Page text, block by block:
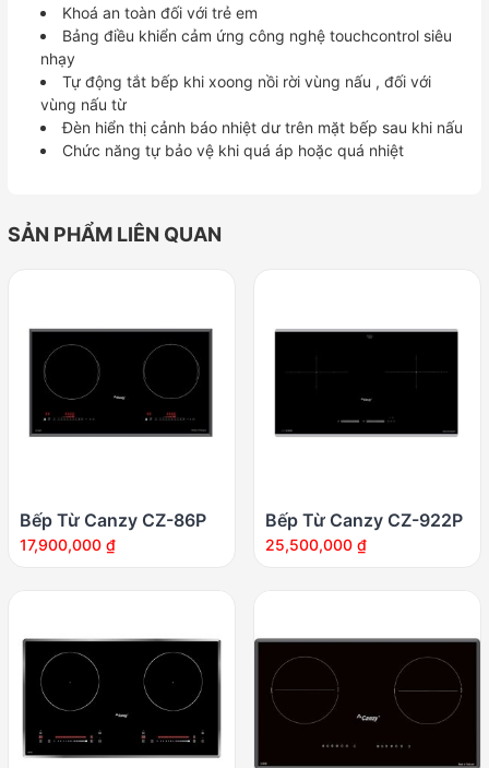
Khoá an toàn đối với trẻ em
Bảng điều khiển cảm ứng công nghệ touchcontrol siêu
nhạy
Tự động tắt bếp khi xoong nồi rời vùng nấu , đối với
vùng nấu từ
Đèn hiển thị cảnh báo nhiệt dư trên mặt bếp sau khi nấu
Chức năng tự bảo vệ khi quá áp hoặc quá nhiệt
SẢN PHẨM LIÊN QUAN
Bếp Từ Canzy CZ-86P
17,900,000 ₫
Bếp Từ Canzy CZ-922P
25,500,000 ₫